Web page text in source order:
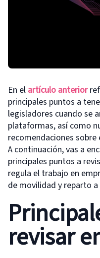
En el artículo anterior
principales puntos a
legisladores cuando se
plataformas, así como
recomendaciones
A continuación, vas a
principales puntos a
regula el trabajo en
de movilidad y reparto
revisar